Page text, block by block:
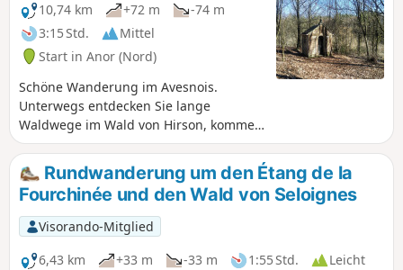
10,74 km
+72 m
-74 m
3:15 Std.
Mittel
Start in Anor (Nord)
Schöne Wanderung im Avesnois.
Unterwegs entdecken Sie lange
Waldwege im Wald von Hirson, kommen
an Teichen und Wasserfällen vorbei und
wandern entlang der Oise und anderer
Flüsse. Abwechslungsreiche
Wanderung.
Rundwanderung um den Étang de la
Fourchinée und den Wald von Seloignes
Visorando-Mitglied
6,43 km
+33 m -33 m 1:55 Std.
Leicht